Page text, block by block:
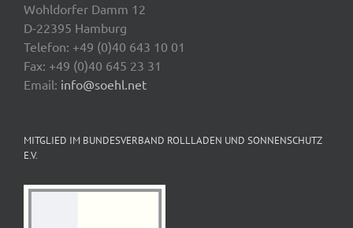
Wohldorfer Damm 12
D-22395 Hamburg
Telefon: +49 (0)40 643 10 01
Fax: +49 (0)40 645 23 31
Email: info@soehl.net
MITGLIED IM BUNDESVERBAND ROLLLADEN UND SONNENSCHUTZ
E.V.